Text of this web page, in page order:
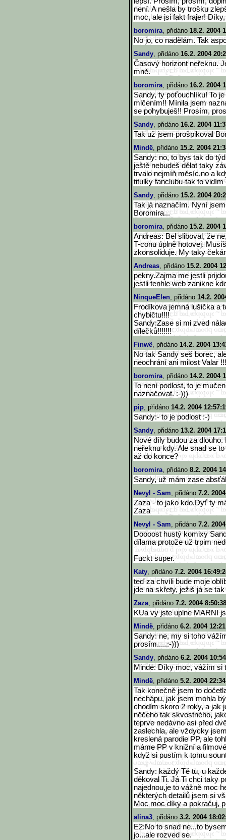
není. A nešla by trošku
moc, ale jsi fakt frajer!
boromira, přidáno 18.2. 2004
No jo, co nadělám. Tak
Sandy, přidáno 16.2. 2004
Časový horizont neřeknu.
mně.
boromira, přidáno 16.2. 2004
Sandy, ty poťouchlíku! To
mlčením!! Mínila jsem
se pohybuješ!! Prosím,
Sandy, přidáno 16.2. 2004
Tak už jsem prošpikoval
Mindë, přidáno 15.2. 2004
Sandy: no, to bys tak do
ještě nebudeš dělat taky
trvalo nejmíň měsíc,no a
titulky fanclubu-tak to
Sandy, přidáno 15.2. 2004
Tak já naznačím. Nyní
Boromira...
boromira, přidáno 15.2. 2004
Andreas: Bel sliboval, že
T-conu úplně hotovej.
zkonsoliduje. My taky
Andreas, přidáno 15.2. 2004
pekny.Zajma me jestli
jestli tenhle web zanikne
NinqueElen, přidáno 14.2.
Frodíkova jemná lušička a
chybičtu!!!!
Sandy:Zase si mi zved
dílečků!!!!!!!
Finwë, přidáno 14.2. 2004
No tak Sandy seš borec,
neochrání ani milost Valar
boromira, přidáno 14.2. 2004
To není podlost, to je
naznačovat. :-)))
pip, přidáno 14.2. 2004
Sandy:- to je podlost :-)
Sandy, přidáno 13.2. 2004
Nové díly budou za
neřeknu kdy. Ale snad se
až do konce?
boromira, přidáno 8.2. 2004
Sandy, už mám zase
Nevyl - Sam, přidáno 7.2.
Zaza - to jako kdo.Dyť ty
Zaza
Nevyl - Sam, přidáno 7.2.
Doooost hustý komixy
dílama protože už trpim
Fuckt super.
Katy, přidáno 7.2. 2004
teď za chvíli bude moje
jde na skřety, ježiš já se
Zaza, přidáno 7.2. 2004 8:50:38
KUa vy jste uplne MARNI
Mindë, přidáno 6.2. 2004
Sandy: ne, my si toho
prosím.....:-)))
Sandy, přidáno 6.2. 2004
Mindë: Díky moc, vážím si
Mindë, přidáno 5.2. 2004
Tak konečně jsem to
nechápu, jak jsem mohla
chodím skoro 2 roky, a jak
něčeho tak skvostného,
teprve nedávno asi před
zaslechla, ale vždycky
kreslená parodie PP, ale
máme PP v knižní a
když si pustím k tomu
Sandy: každý Tě tu, u
děkoval Ti. Já Ti chci taky
najednou,je to vážně moc
některých detailů jsem si
Moc moc díky a pokračuj,
alina3, přidáno 3.2. 2004
E2:No to snad ne...to
jo...ale rozved se.